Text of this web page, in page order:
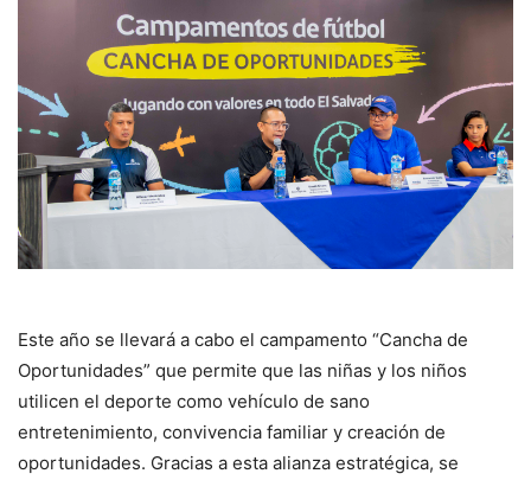
Este año se llevará a cabo el campamento “Cancha de
Oportunidades” que permite que las niñas y los niños
utilicen el deporte como vehículo de sano
entretenimiento, convivencia familiar y creación de
oportunidades. Gracias a esta alianza estratégica, se